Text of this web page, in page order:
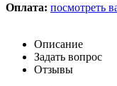
Оплата: посмотреть
Описание
Задать вопрос
Отзывы